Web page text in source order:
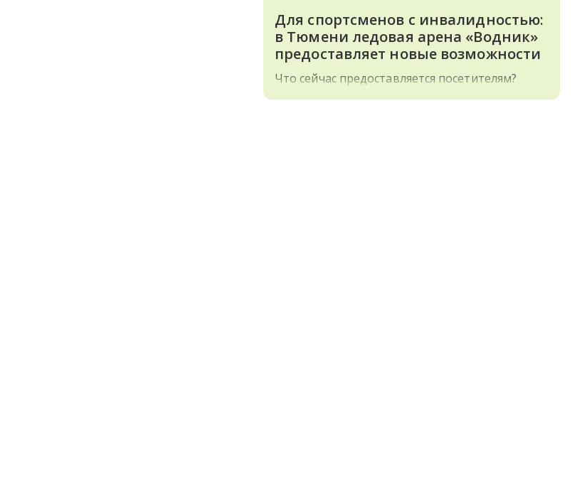
Для спортсменов с инвалидностью:
в Тюмени ледовая арена «Водник»
предоставляет новые возможности
Что сейчас предоставляется посетителям?